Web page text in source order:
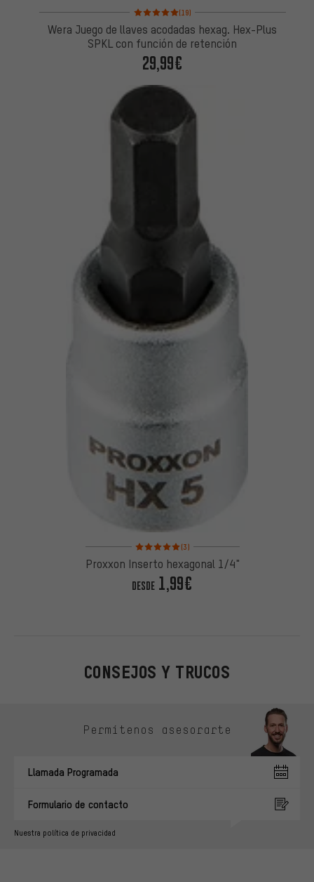
Valoración media: 5 de 5 basada en 19 reseñas
(19)
Wera Juego de llaves acodadas hexag. Hex-Plus
SPKL con función de retención
29,99€
Valoración media: 5 de 5 basada en 3 reseñas
(3)
Proxxon Inserto hexagonal 1/4"
DESDE 1,99€
CONSEJOS Y TRUCOS
Permítenos asesorarte
Llamada Programada
Formulario de contacto
Nuestra política de privacidad